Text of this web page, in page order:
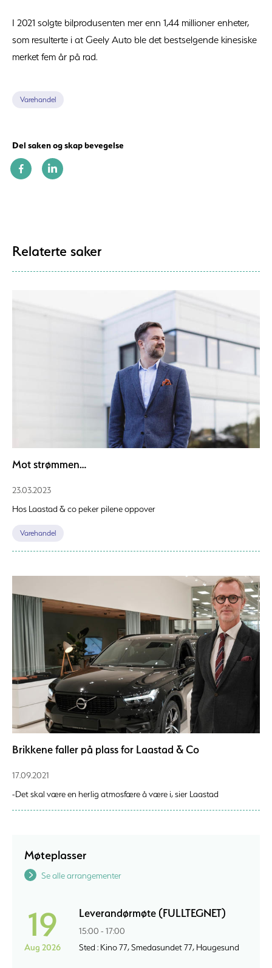
I 2021 solgte bilprodusenten mer enn 1,44 millioner enheter,
som resulterte i at Geely Auto ble det bestselgende kinesiske
merket fem år på rad.
Varehandel
Del saken og skap bevegelse
Relaterte saker
Mot strømmen…
23.03.2023
Hos Laastad & co peker pilene oppover
Varehandel
Brikkene faller på plass for Laastad & Co
17.09.2021
-Det skal være en herlig atmosfære å være i, sier Laastad
Møteplasser
Se alle arrangementer
19
Aug 2026
Leverandørmøte (FULLTEGNET)
15:00 - 17:00
Sted : Kino 77, Smedasundet 77, Haugesund